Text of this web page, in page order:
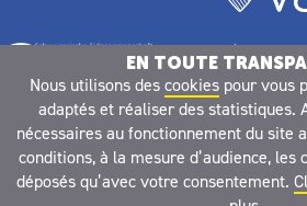
EN TOUTE
Nous utilisons des cookiespour vous
adaptés et réaliser des statistiques.
nécessaires au fonctionnement du site
conditions, à la mesure d’audience, les
déposés qu’avec votre consentement.